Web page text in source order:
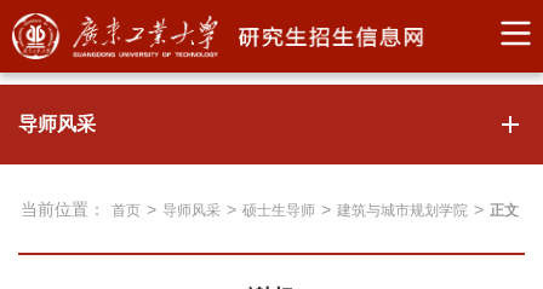
导师风采
当前位置： 首页 > 导师风采 > 硕士生导师 > 建筑与城市规划学院 > 正文